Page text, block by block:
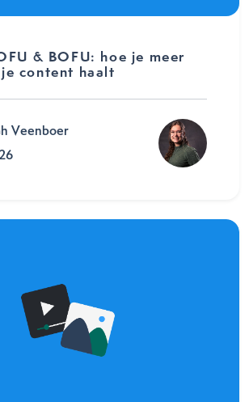
& BOFU: hoe je meer
content haalt
Veenboer